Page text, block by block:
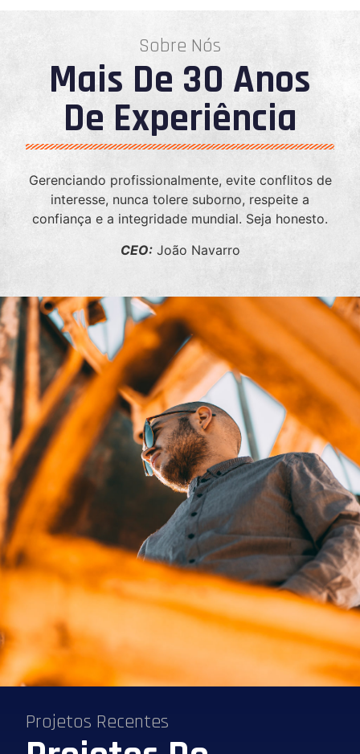
Sobre Nós
Mais De 30 Anos
De Experiência
Gerenciando profissionalmente, evite conflitos de
interesse, nunca tolere suborno, respeite a
confiança e a integridade mundial. Seja honesto.
CEO:João Navarro
Projetos Recentes